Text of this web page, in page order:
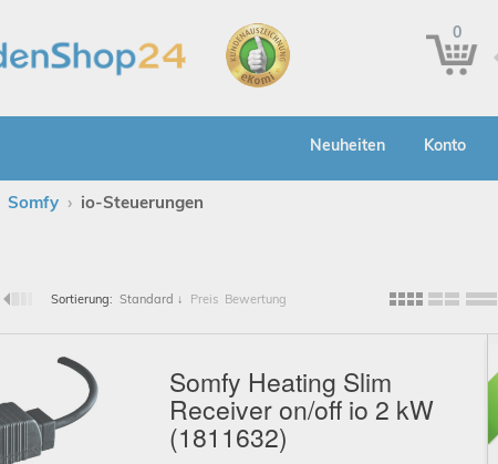
0
Konto
Neuheiten
Somfy › io-Steuerungen
Sortierung: Standard ↓ Preis Bewertung
Somfy Heating Slim
Receiver on/off io 2 kW
(1811632)